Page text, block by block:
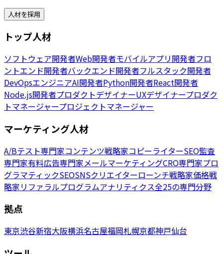
人材を採用
トップ人材
ソフトウェア開発者Web開発者モバイルアプリ開発者フロ
ントエンド開発者バックエンド開発者フルスタック開発者
DevOpsエンジニアAI開発者Python開発者React開発者
Node.js開発者プロダクトデザイナーUXデザイナープロダク
トマネージャープロジェクトマネージャー
マーケティング人材
A/Bテスト専門家コンテンツ戦略家コピーライターSEO監査
専門家有料広告専門家メールマーケティングCRO専門家プロ
グラマティックSEOSNSクリエイターローンチ戦略家価格戦
略家リファラルプログラムアナリティクス全25の専門分野
拠点
東京渋谷新宿大阪横浜名古屋福岡札幌京都神戸仙台